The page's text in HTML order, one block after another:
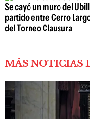
Se cayó un muro del
partido entre Cerro
del Torneo Clausura
MÁS NOTICIAS